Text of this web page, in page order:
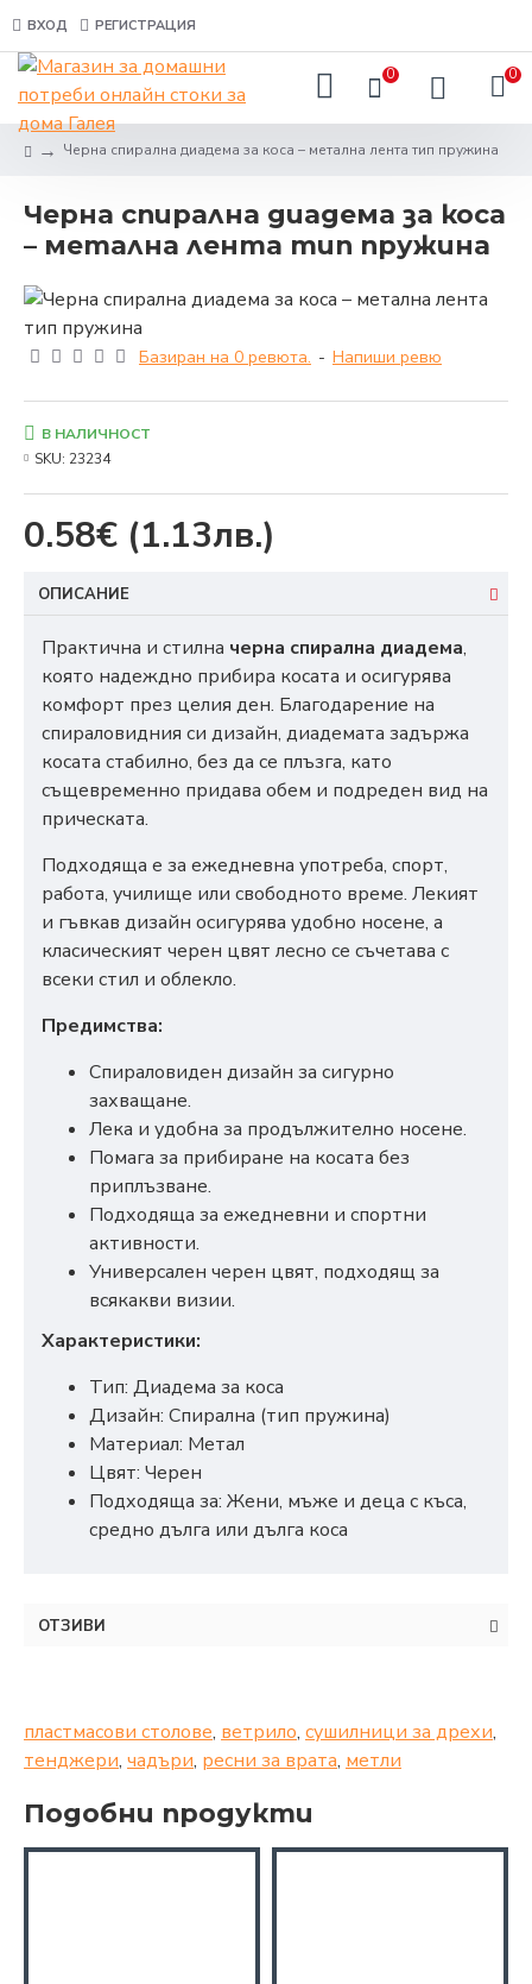
ВХОД РЕГИСТРАЦИЯ
0 0
Черна спирална диадема за коса – метална лента тип пружина
Черна спирална диадема за коса
– метална лента тип пружина
Базиран на 0 ревюта. - Напиши ревю
0.58€ (1.13лв.)
В НАЛИЧНОСТ
SKU: 23234
ОПИСАНИЕ
Практична и стилна черна спирална диадема,
която надеждно прибира косата и осигурява
комфорт през целия ден. Благодарение на
спираловидния си дизайн, диадемата задържа
косата стабилно, без да се плъзга, като
същевременно придава обем и подреден вид на
прическата.
Подходяща е за ежедневна употреба, спорт,
работа, училище или свободното време. Лекият
и гъвкав дизайн осигурява удобно носене, а
класическият черен цвят лесно се съчетава с
всеки стил и облекло.
Предимства:
Спираловиден дизайн за сигурно
захващане.
Лека и удобна за продължително носене.
Помага за прибиране на косата без
приплъзване.
Подходяща за ежедневни и спортни
активности.
Универсален черен цвят, подходящ за
всякакви визии.
Характеристики:
Тип: Диадема за коса
Дизайн: Спирална (тип пружина)
Материал: Метал
Цвят: Черен
Подходяща за: Жени, мъже и деца с къса,
средно дълга или дълга коса
ОТЗИВИ
пластмасови столове, ветрило, сушилници за дрехи,
тенджери, чадъри, ресни за врата, метли
Подобни продукти